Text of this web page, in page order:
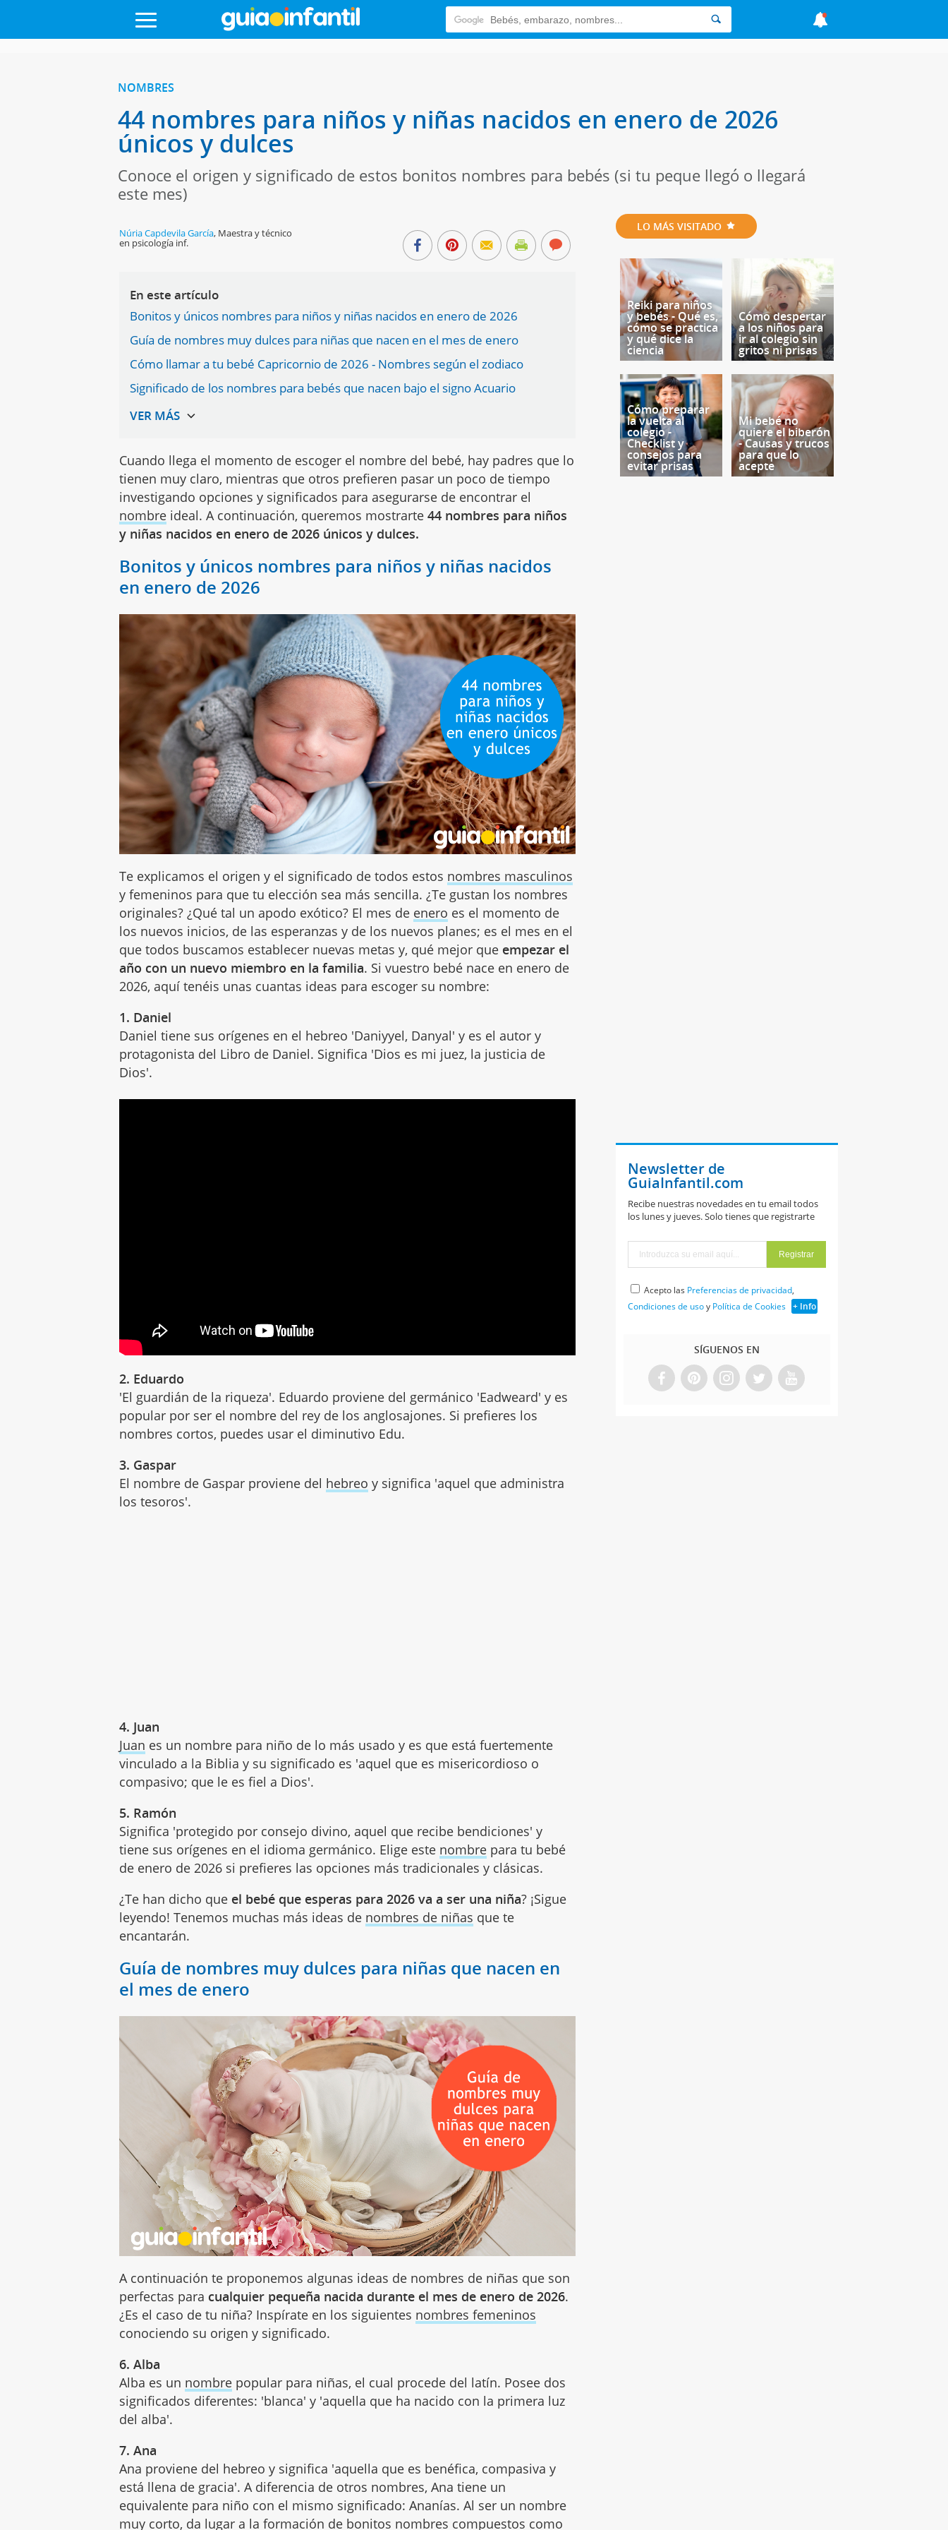
NOMBRES
44 nombres para niños y niñas nacidos en enero de 2026
únicos y dulces
Conoce el origen y significado de estos bonitos nombres para bebés (si tu peque llegó o llegará
este mes)
Núria Capdevila García, Maestra y técnico
en psicología inf.
En este artículo
Bonitos y únicos nombres para niños y niñas nacidos en enero de 2026
Guía de nombres muy dulces para niñas que nacen en el mes de enero
Cómo llamar a tu bebé Capricornio de 2026 - Nombres según el zodiaco
Significado de los nombres para bebés que nacen bajo el signo Acuario
Cuando llega el momento de escoger el nombre del bebé, hay padres que lo
tienen muy claro, mientras que otros prefieren pasar un poco de tiempo
investigando opciones y significados para asegurarse de encontrar el
nombre ideal. A continuación, queremos mostrarte44 nombres para niños
y niñas nacidos en enero de 2026 únicos y dulces.
Bonitos y únicos nombres para niños y niñas nacidos
en enero de 2026
Te explicamos el origen y el significado de todos estos nombres masculinos
y femeninos para que tu elección sea más sencilla. ¿Te gustan los nombres
originales? ¿Qué tal un apodo exótico? El mes de enero es el momento de
los nuevos inicios, de las esperanzas y de los nuevos planes; es el mes en el
que todos buscamos establecer nuevas metas y, qué mejor que empezar el
año con un nuevo miembro en la familia. Si vuestro bebé nace en enero de
2026, aquí tenéis unas cuantas ideas para escoger su nombre:
1. Daniel
Daniel tiene sus orígenes en el hebreo 'Daniyyel, Danyal' y es el autor y
protagonista del Libro de Daniel. Significa 'Dios es mi juez, la justicia de
Dios'.
2. Eduardo
'El guardián de la riqueza'. Eduardo proviene del germánico 'Eadweard' y es
popular por ser el nombre del rey de los anglosajones. Si prefieres los
nombres cortos, puedes usar el diminutivo Edu.
3. Gaspar
El nombre de Gaspar proviene del hebreo y significa 'aquel que administra
los tesoros'.
4. Juan
Juan es un nombre para niño de lo más usado y es que está fuertemente
vinculado a la Biblia y su significado es 'aquel que es misericordioso o
compasivo; que le es fiel a Dios'.
5. Ramón
Significa 'protegido por consejo divino, aquel que recibe bendiciones' y
tiene sus orígenes en el idioma germánico. Elige este nombre para tu bebé
de enero de 2026 si prefieres las opciones más tradicionales y clásicas.
¿Te han dicho que el bebé que esperas para 2026 va a ser una niña? ¡Sigue
leyendo! Tenemos muchas más ideas de nombres de niñas que te
encantarán.
Guía de nombres muy dulces para niñas que nacen en
el mes de enero
A continuación te proponemos algunas ideas de nombres de niñas que son
perfectas para cualquier pequeña nacida durante el mes de enero de 2026.
¿Es el caso de tu niña? Inspírate en los siguientes nombres femeninos
conociendo su origen y significado.
6. Alba
Alba es un nombre popular para niñas, el cual procede del latín. Posee dos
significados diferentes: 'blanca' y 'aquella que ha nacido con la primera luz
del alba'.
7. Ana
Ana proviene del hebreo y significa 'aquella que es benéfica, compasiva y
está llena de gracia'. A diferencia de otros nombres, Ana tiene un
equivalente para niño con el mismo significado: Ananías. Al ser un nombre
muy corto, da lugar a la formación de bonitos nombres compuestos como
LO MÁS VISITADO
Reiki para niños
y bebés - Qué es,
cómo se practica
y qué dice la
ciencia
Cómo despertar
a los niños para
ir al colegio sin
gritos ni prisas
Cómo preparar
la vuelta al
colegio -
Checklist y
consejos para
evitar prisas
Mi bebé no
quiere el biberón
- Causas y trucos
para que lo
acepte
Newsletter de
GuiaInfantil.com
Recibe nuestras novedades en tu email todos
los lunes y jueves. Solo tienes que registrarte
Acepto las Preferencias de privacidad,
Condiciones de usoy Política de Cookies + Info
SÍGUENOS EN